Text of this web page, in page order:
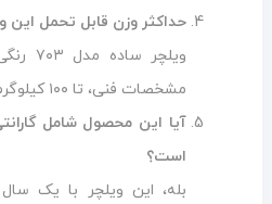
حداکثر وزن قابل تحمل این
مشخصات فنی، تا ۱۰۰ کیلوگرم وزن را تحمل می‌کند.
آیا این محصول شامل
است؟